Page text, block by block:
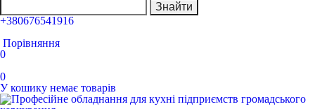
Знайти
+380676541916
Порівняння
0
0
У кошику немає товарів